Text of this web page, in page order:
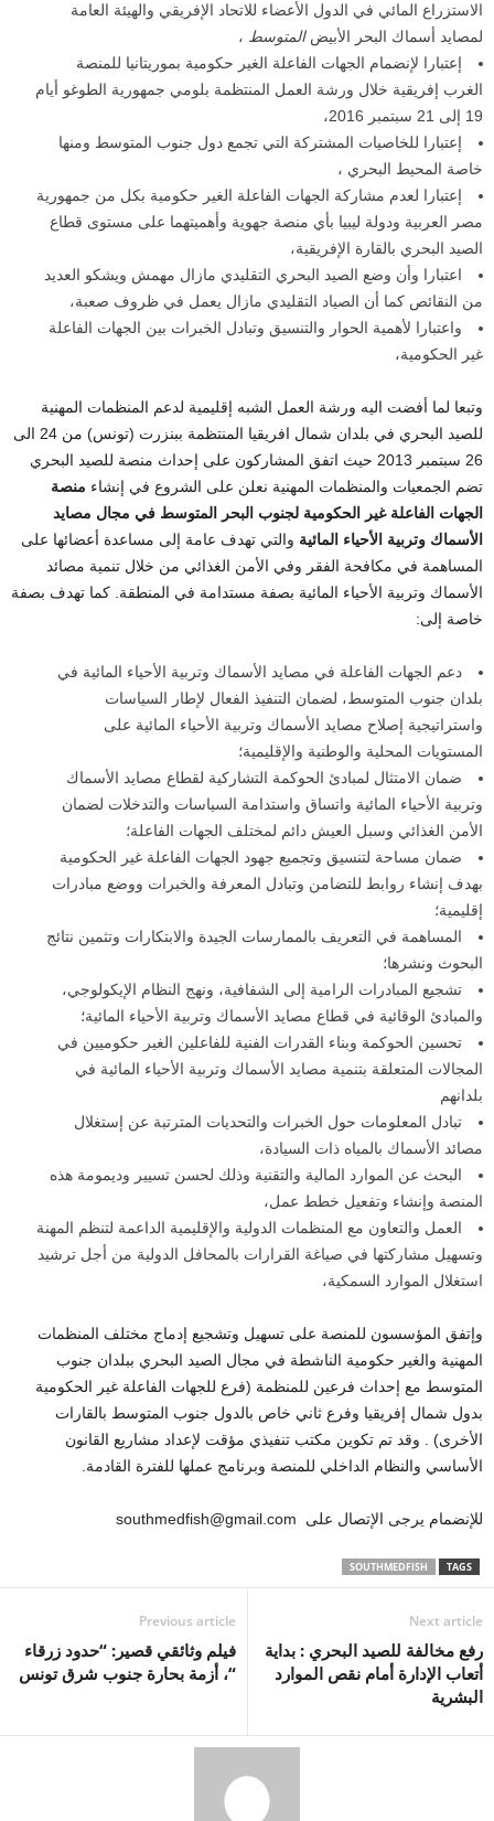
الاستزراع المائي في الدول الأعضاء للاتحاد الإفريقي والهيئة العامة
لمصايد أسماك البحر الأبيضالمتوسط ،
إعتبارا لإنضمام الجهات الفاعلة الغير حكومية بموريتانيا للمنصة
الغرب إفريقية خلال ورشة العمل المنتظمة بلومي جمهورية الطوغو أيام
19 إلى 21 سبتمبر 2016،
إعتبارا للخاصيات المشتركة التي تجمع دول جنوب المتوسط ومنها
خاصة المحيط البحري ،
إعتبارا لعدم مشاركة الجهات الفاعلة الغير حكومية بكل من جمهورية
مصر العربية ودولة ليبيا بأي منصة جهوية وأهميتهما على مستوى قطاع
الصيد البحري بالقارة الإفريقية،
اعتبارا وأن وضع الصيد البحري التقليدي مازال مهمش ويشكو العديد
من النقائص كما أن الصياد التقليدي مازال يعمل في ظروف صعبة،
واعتبارا لأهمية الحوار والتنسيق وتبادل الخبرات بين الجهات الفاعلة
غير الحكومية،
وتبعا لما أفضت اليه ورشة العمل الشبه إقليمية لدعم المنظمات المهنية
للصيد البحري في بلدان شمال افريقيا المنتظمة ببنزرت (تونس) من 24 الى
26 سبتمبر 2013 حيث اتفق المشاركون على إحداث منصة للصيد البحري
تضم الجمعيات والمنظمات المهنية نعلن على الشروع في إنشاء منصة
الجهات الفاعلة غير الحكومية لجنوب البحر المتوسط في مجال مصايد
الأسماك وتربية الأحياء المائية والتي تهدف عامة إلى مساعدة أعضائها على
المساهمة في مكافحة الفقر وفي الأمن الغذائي من خلال تنمية مصائد
الأسماك وتربية الأحياء المائية بصفة مستدامة في المنطقة. كما تهدف بصفة
خاصة إلى:
دعم الجهات الفاعلة في مصايد الأسماك وتربية الأحياء المائية في
بلدان جنوب المتوسط، لضمان التنفيذ الفعال لإطار السياسات
واستراتيجية إصلاح مصايد الأسماك وتربية الأحياء المائية على
المستويات المحلية والوطنية والإقليمية؛
ضمان الامتثال لمبادئ الحوكمة التشاركية لقطاع مصايد الأسماك
وتربية الأحياء المائية واتساق واستدامة السياسات والتدخلات لضمان
الأمن الغذائي وسبل العيش دائم لمختلف الجهات الفاعلة؛
ضمان مساحة لتنسيق وتجميع جهود الجهات الفاعلة غير الحكومية
بهدف إنشاء روابط للتضامن وتبادل المعرفة والخبرات ووضع مبادرات
إقليمية؛
المساهمة في التعريف بالممارسات الجيدة والابتكارات وتثمين نتائج
البحوث ونشرها؛
تشجيع المبادرات الرامية إلى الشفافية، ونهج النظام الإيكولوجي،
والمبادئ الوقائية في قطاع مصايد الأسماك وتربية الأحياء المائية؛
تحسين الحوكمة وبناء القدرات الفنية للفاعلين الغير حكوميين في
المجالات المتعلقة بتنمية مصايد الأسماك وتربية الأحياء المائية في
بلدانهم
تبادل المعلومات حول الخبرات والتحديات المترتبة عن إستغلال
مصائد الأسماك بالمياه ذات السيادة،
البحث عن الموارد المالية والتقنية وذلك لحسن تسيير وديمومة هذه
المنصة وإنشاء وتفعيل خطط عمل،
العمل والتعاون مع المنظمات الدولية والإقليمية الداعمة لتنظم المهنة
وتسهيل مشاركتها في صياغة القرارات بالمحافل الدولية من أجل ترشيد
استغلال الموارد السمكية،
وإتفق المؤسسون للمنصة على تسهيل وتشجيع إدماج مختلف المنظمات
المهنية والغير حكومية الناشطة في مجال الصيد البحري ببلدان جنوب
المتوسط مع إحداث فرعين للمنظمة (فرع للجهات الفاعلة غير الحكومية
بدول شمال إفريقيا وفرع ثاني خاص بالدول جنوب المتوسط بالقارات
الأخرى) . وقد تم تكوين مكتب تنفيذي مؤقت لإعداد مشاريع القانون
الأساسي والنظام الداخلي للمنصة وبرنامج عملها للفترة القادمة.
للإنضمام يرجى الإتصال على southmedfish@gmail.com
TAGS
SOUTHMEDFISH
Previous article
فيلم وثائقي قصير: “حدود زرقاء
“، أزمة بحارة جنوب شرق تونس
Next article
رفع مخالفة للصيد البحري : بداية
أتعاب الإدارة أمام نقص الموارد
البشرية